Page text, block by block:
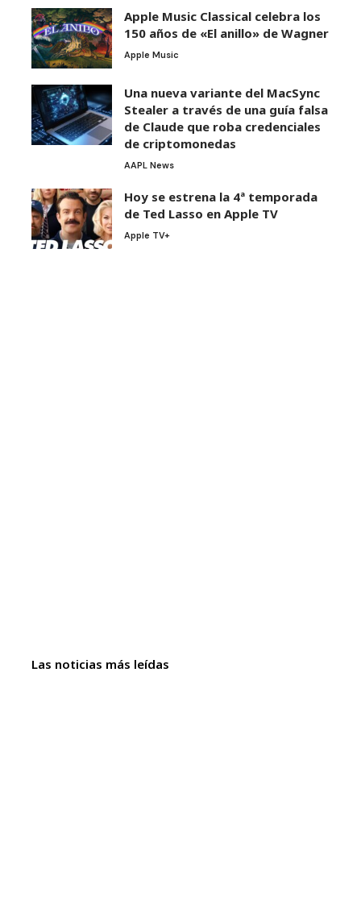
Apple Music Classical celebra los
150 años de «El anillo» de Wagner
Apple Music
Una nueva variante del MacSync
Stealer a través de una guía falsa
de Claude que roba credenciales
de criptomonedas
AAPL News
Hoy se estrena la 4ª temporada
de Ted Lasso en Apple TV
Apple TV+
Las noticias más leídas